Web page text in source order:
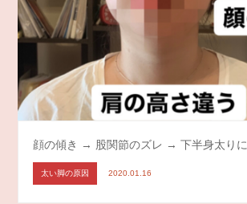
顔の傾き → 股関節のズレ → 下半身太りに
太い脚の原因 2020.01.16